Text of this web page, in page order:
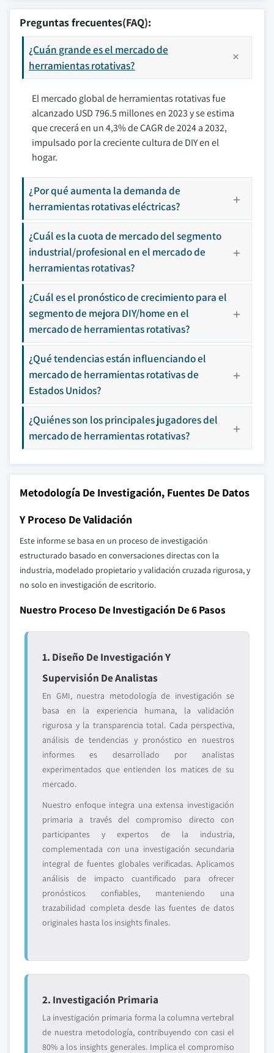
Preguntas frecuentes(FAQ):
¿Cuán grande es el mercado de
herramientas rotativas?
El mercado global de herramientas rotativas fue
alcanzado USD 796.5 millones en 2023 y se estima
que crecerá en un 4,3% de CAGR de 2024 a 2032,
impulsado por la creciente cultura de DIY en el
hogar.
¿Por qué aumenta la demanda de
herramientas rotativas eléctricas?
¿Cuál es la cuota de mercado del segmento
industrial/profesional en el mercado de
herramientas rotativas?
¿Cuál es el pronóstico de crecimiento para el
segmento de mejora DIY/home en el
mercado de herramientas rotativas?
¿Qué tendencias están influenciando el
mercado de herramientas rotativas de
Estados Unidos?
¿Quiénes son los principales jugadores del
mercado de herramientas rotativas?
Metodología De Investigación, Fuentes De Datos
Y Proceso De Validación
Este informe se basa en un proceso de investigación
estructurado basado en conversaciones directas con la
industria, modelado propietario y validación cruzada rigurosa, y
no solo en investigación de escritorio.
Nuestro Proceso De Investigación De 6 Pasos
1. Diseño De Investigación Y
Supervisión De Analistas
En GMI, nuestra metodología de investigación se
basa en la experiencia humana, la validación
rigurosa y la transparencia total. Cada perspectiva,
análisis de tendencias y pronóstico en nuestros
informes es desarrollado por analistas
experimentados que entienden los matices de su
mercado.
Nuestro enfoque integra una extensa investigación
primaria a través del compromiso directo con
participantes y expertos de la industria,
complementada con una investigación secundaria
integral de fuentes globales verificadas. Aplicamos
análisis de impacto cuantificado para ofrecer
pronósticos confiables, manteniendo una
trazabilidad completa desde las fuentes de datos
originales hasta los insights finales.
2. Investigación Primaria
La investigación primaria forma la columna vertebral
de nuestra metodología, contribuyendo con casi el
80% a los insights generales. Implica el compromiso